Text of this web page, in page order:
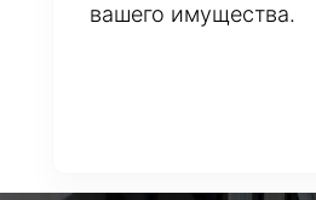
вашего имущества.